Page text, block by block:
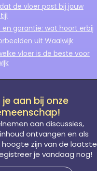
de vloer past bij jouw
en garantie: wat hoort erbij
uit Waalwijk
vloer is de beste voor
je aan bij onze
aan discussies,
ontvangen en als
zijn van de laatste
je vandaag nog!